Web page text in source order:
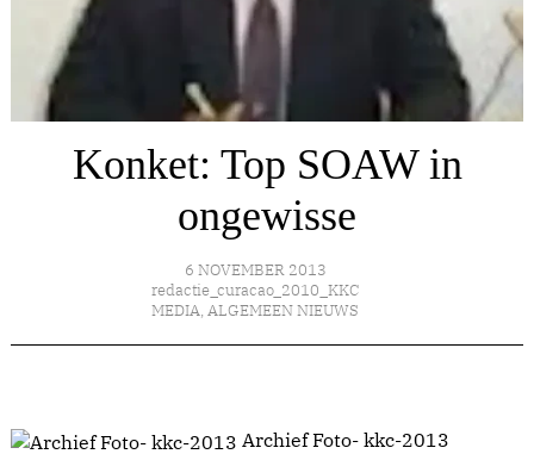
Konket: Top SOAW in
ongewisse
6 NOVEMBER 2013
redactie_curacao_2010_KKC
MEDIA, ALGEMEEN NIEUWS
Archief Foto- kkc-2013